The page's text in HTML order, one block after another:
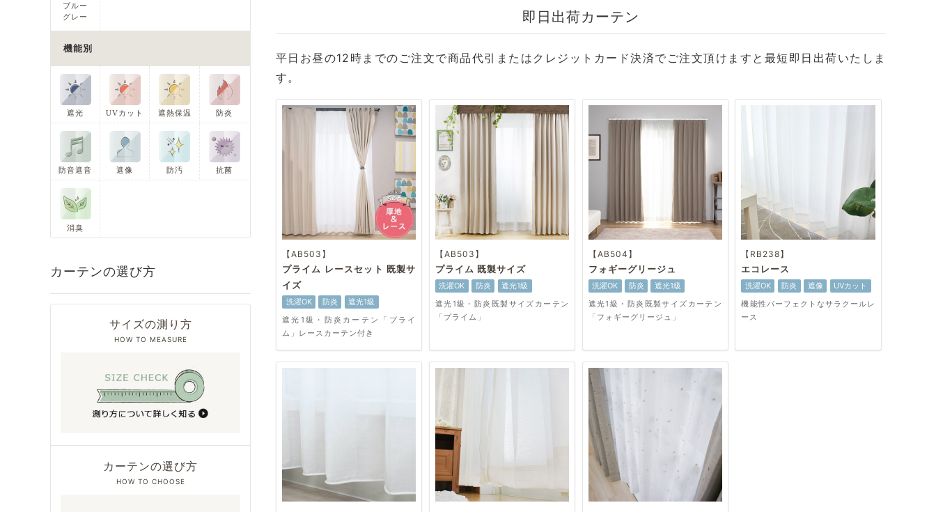
即日出荷カーテン
平日お昼の12時までのご注文で商品代引またはクレジットカード決済でご注文頂けますと最短即日出荷いたしま
す。
【AB503】
プライム レースセット 既製サ
イズ
洗濯OK 防炎
遮光1級
遮光1級・防炎カーテン「プライ
ム」レースカーテン付き
【AB503】
プライム 既製サイズ
洗濯OK 防炎
遮光1級
遮光1級・防炎既製サイズカーテン
「プライム」
【AB504】
フォギーグリージュ
洗濯OK 防炎
遮光1級
遮光1級・防炎既製サイズカーテン
「フォギーグリージュ」
【RB238】
エコレース
洗濯OK 防炎 遮像
UVカット
機能性パーフェクトなサラクールレ
ース
ブルー
グレー
機能別
遮光 UVカット 遮熱保温 防炎
防音遮音 遮像 防汚 抗菌
消臭
カーテンの選び方
サイズの測り方
HOW TO MEASURE
カーテンの選び方
HOW TO CHOOSE